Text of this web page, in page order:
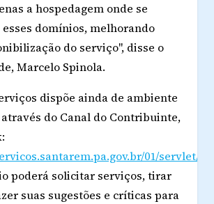
a hospedagem onde se
domínios, melhorando
do serviço", disse o
Marcelo Spinola.
dispõe ainda de ambiente
do Canal do Contribuinte,
01/servlet/
poderá solicitar serviços, tirar
suas sugestões e críticas para